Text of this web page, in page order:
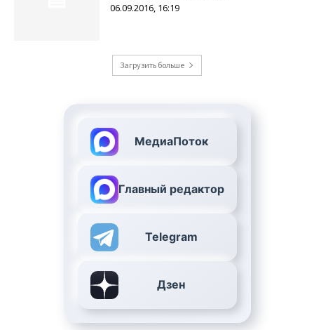
06.09.2016, 16:19
Загрузить больше
МедиаПоток
Главный редактор
Telegram
Дзен